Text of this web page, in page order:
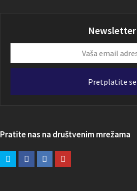
Newsletter
email
Pretplatite se
Pratite nas na društvenim mrežama